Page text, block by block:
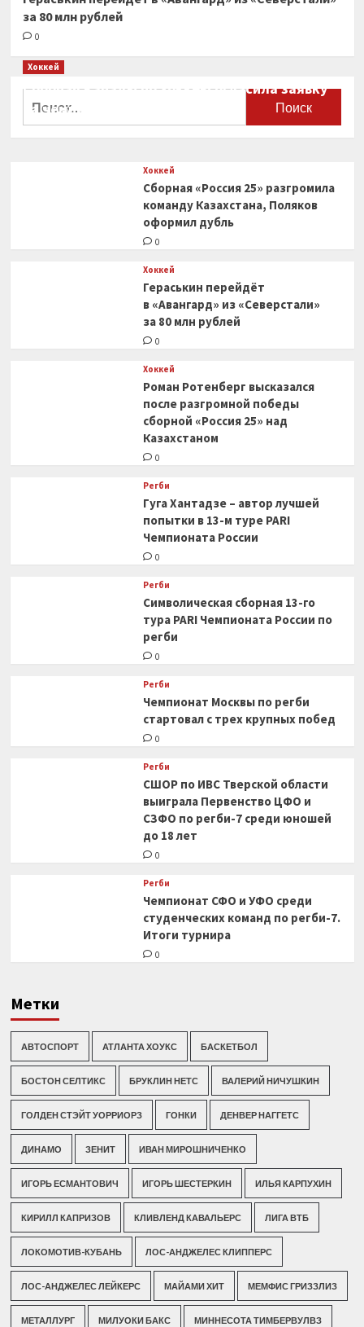
за 80 млн рублей
0
Хоккей
Сборная Канады по хоккею огласила заявку
на чемпионат мира
Хоккей
Сборная «Россия 25» разгромила
команду Казахстана, Поляков
оформил дубль
0
Хоккей
Гераськин перейдёт
в «Авангард» из «Северстали»
за 80 млн рублей
0
Хоккей
Роман Ротенберг высказался
после разгромной победы
сборной «Россия 25» над
Казахстаном
0
Регби
Гуга Хантадзе – автор лучшей
попытки в 13-м туре PARI
Чемпионата России
0
Регби
Символическая сборная 13-го
тура PARI Чемпионата России по
регби
0
Регби
Чемпионат Москвы по регби
стартовал с трех крупных побед
0
Регби
СШОР по ИВС Тверской области
выиграла Первенство ЦФО и
СЗФО по регби-7 среди юношей
до 18 лет
0
Регби
Чемпионат СФО и УФО среди
студенческих команд по регби-7.
Итоги турнира
0
Метки
АВТОСПОРТ АТЛАНТА ХОУКС БАСКЕТБОЛ
БОСТОН СЕЛТИКС БРУКЛИН НЕТС ВАЛЕРИЙ НИЧУШКИН
ГОЛДЕН СТЭЙТ УОРРИОРЗ ГОНКИ ДЕНВЕР НАГГЕТС
ДИНАМО ЗЕНИТ ИВАН МИРОШНИЧЕНКО
ИГОРЬ ЕСМАНТОВИЧ ИГОРЬ ШЕСТЕРКИН ИЛЬЯ КАРПУХИН
КИРИЛЛ КАПРИЗОВ КЛИВЛЕНД КАВАЛЬЕРС ЛИГА ВТБ
ЛОКОМОТИВ-КУБАНЬ ЛОС-АНДЖЕЛЕС КЛИППЕРС
ЛОС-АНДЖЕЛЕС ЛЕЙКЕРС МАЙАМИ ХИТ МЕМФИС ГРИЗЗЛИЗ
МЕТАЛЛУРГ МИЛУОКИ БАКС МИННЕСОТА ТИМБЕРВУЛВЗ